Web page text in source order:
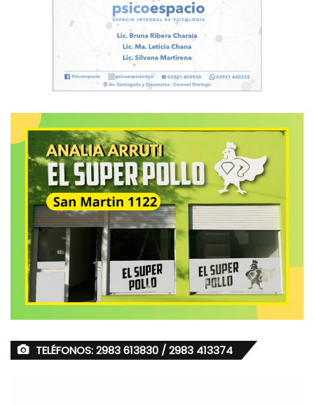
TELÉFONOS: 2983 613830 / 2983 413374